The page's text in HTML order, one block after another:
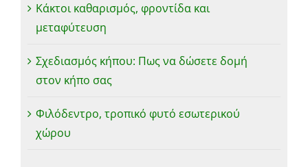
Κάκτοι καθαρισμός, φροντίδα και
μεταφύτευση
Σχεδιασμός κήπου: Πως να δώσετε δομή
στον κήπο σας
Φιλόδεντρο, τροπικό φυτό εσωτερικού
χώρου